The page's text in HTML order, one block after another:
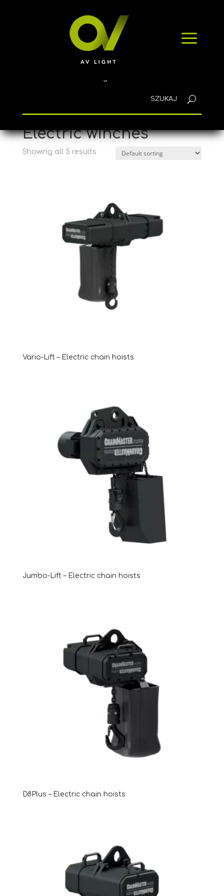
a
HOME
PRODUCTS
NEWS
CONTACT
Home/ Products tagged “Electric winches”
Electric winches
Showing all 5 results
Vario-Lift – Electric chain hoists
Jumbo-Lift – Electric chain hoists
D8Plus – Electric chain hoists